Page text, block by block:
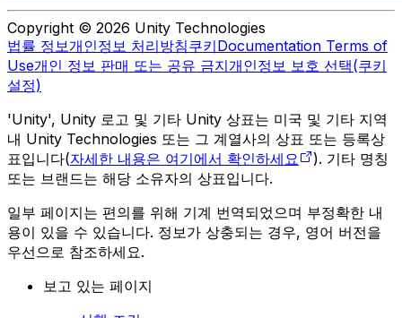
Copyright © 2026 Unity Technologies
법률 정보개인정보 처리방침쿠키Documentation Terms of
Use개인 정보 판매 또는 공유 금지개인정보 보호 선택(쿠키
설정)
'Unity', Unity 로고 및 기타 Unity 상표는 미국 및 기타 지역
내 Unity Technologies 또는 그 계열사의 상표 또는 등록상
표입니다(자세한 내용은 여기에서 확인하세요
). 기타 명칭
또는 브랜드는 해당 소유자의 상표입니다.
일부 페이지는 편의를 위해 기계 번역되었으며 부정확한 내
용이 있을 수 있습니다. 정보가 상충되는 경우, 영어 버전을
우선으로 참조하세요.
보고 있는 페이지